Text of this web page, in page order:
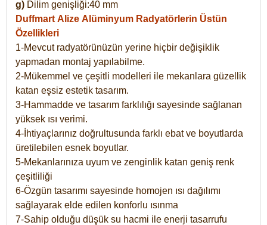
g) Dilim genişliği:40 mm
Duffmart Alize Alüminyum Radyatörlerin Üstün
Özellikleri
1-Mevcut radyatörünüzün yerine hiçbir değişiklik
yapmadan montaj yapılabilme.
2-Mükemmel ve çeşitli modelleri ile mekanlara güzellik
katan eşsiz estetik tasarım.
3-Hammadde ve tasarım farklılığı sayesinde sağlanan
yüksek ısı verimi.
4-İhtiyaçlarınız doğrultusunda farklı ebat ve boyutlarda
üretilebilen esnek boyutlar.
5-Mekanlarınıza uyum ve zenginlik katan geniş renk
çeşitliliği
6-Özgün tasarımı sayesinde homojen ısı dağılımı
sağlayarak elde edilen konforlu ısınma
7-Sahip olduğu düşük su hacmi ile enerji tasarrufu